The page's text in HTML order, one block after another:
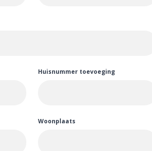
Huisnummer toevoeging
Woonplaats